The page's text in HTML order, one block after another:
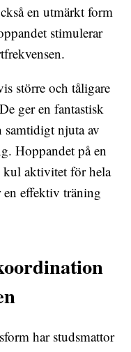
en utmärkt form
stimulerar
större och tåligare
ger en fantastisk
njuta av
Hoppandet på en
kul aktivitet för hela
effektiv träning
har studsmattor